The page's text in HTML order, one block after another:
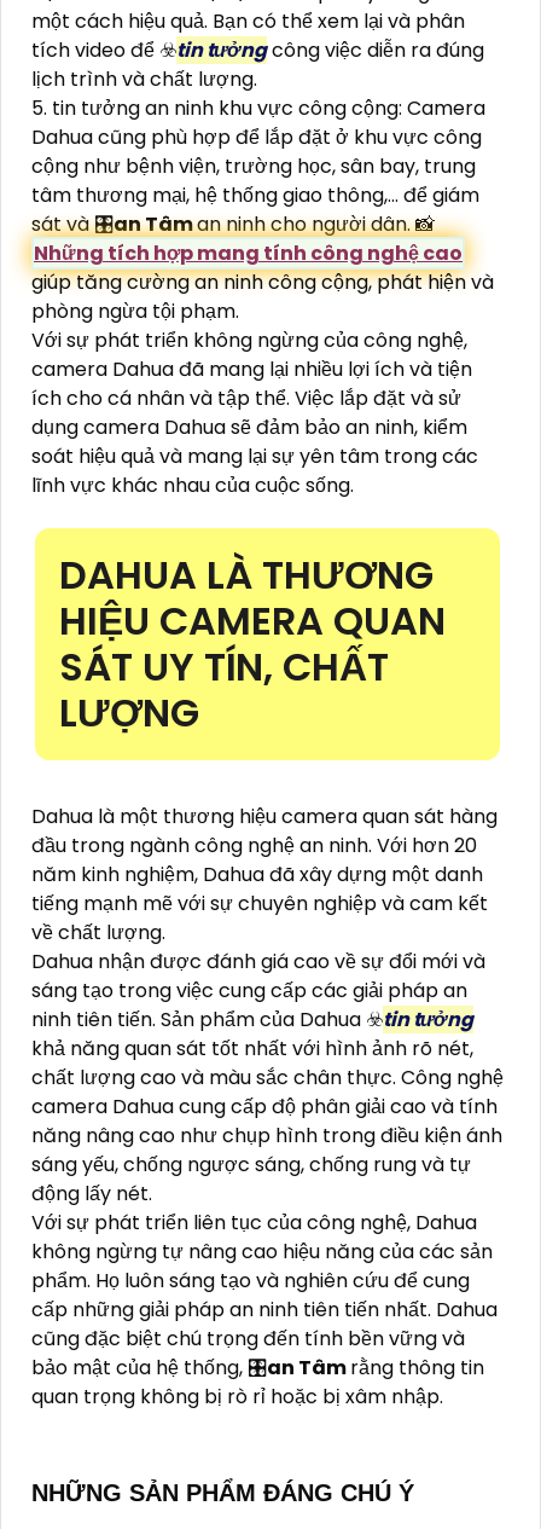
một cách hiệu quả. Bạn có thể xem lại và phân
tích video để ☣️tin tưởngcông việc diễn ra đúng
lịch trình và chất lượng.
5. tin tưởng an ninh khu vực công cộng: Camera
Dahua cũng phù hợp để lắp đặt ở khu vực công
cộng như bệnh viện, trường học, sân bay, trung
tâm thương mại, hệ thống giao thông,... để giám
sát và 🎛an Tâman ninh cho người dân. 📸
Những tích hợp mang tính công nghệ cao
giúp tăng cường an ninh công cộng, phát hiện và
phòng ngừa tội phạm.
Với sự phát triển không ngừng của công nghệ,
camera Dahua đã mang lại nhiều lợi ích và tiện
ích cho cá nhân và tập thể. Việc lắp đặt và sử
dụng camera Dahua sẽ đảm bảo an ninh, kiểm
soát hiệu quả và mang lại sự yên tâm trong các
lĩnh vực khác nhau của cuộc sống.
DAHUA LÀ THƯƠNG
HIỆU CAMERA QUAN
SÁT UY TÍN, CHẤT
LƯỢNG
Dahua là một thương hiệu camera quan sát hàng
đầu trong ngành công nghệ an ninh. Với hơn 20
năm kinh nghiệm, Dahua đã xây dựng một danh
tiếng mạnh mẽ với sự chuyên nghiệp và cam kết
về chất lượng.
Dahua nhận được đánh giá cao về sự đổi mới và
sáng tạo trong việc cung cấp các giải pháp an
ninh tiên tiến. Sản phẩm của Dahua ☣️tin tưởng
khả năng quan sát tốt nhất với hình ảnh rõ nét,
chất lượng cao và màu sắc chân thực. Công nghệ
camera Dahua cung cấp độ phân giải cao và tính
năng nâng cao như chụp hình trong điều kiện ánh
sáng yếu, chống ngược sáng, chống rung và tự
động lấy nét.
Với sự phát triển liên tục của công nghệ, Dahua
không ngừng tự nâng cao hiệu năng của các sản
phẩm. Họ luôn sáng tạo và nghiên cứu để cung
cấp những giải pháp an ninh tiên tiến nhất. Dahua
cũng đặc biệt chú trọng đến tính bền vững và
bảo mật của hệ thống, 🎛an Tâmrằng thông tin
quan trọng không bị rò rỉ hoặc bị xâm nhập.
NHỮNG SẢN PHẨM ĐÁNG CHÚ Ý